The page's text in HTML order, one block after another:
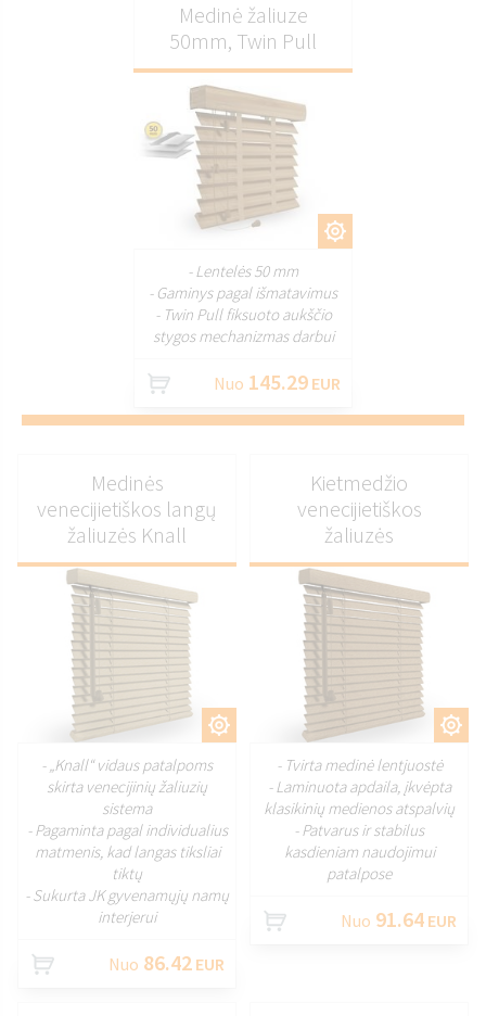
PRITAIKYTI
Medinė žaliuze
50mm, Twin Pull
- Lentelės 50 mm
- Gaminys pagal išmatavimus
- Twin Pull fiksuoto aukščio
stygos mechanizmas darbui
Nuo 145.29 EUR
PRITAIKYTI
Medinės
venecijietiškos langų
žaliuzės Knall
- „Knall“ vidaus patalpoms
skirta venecijinių žaliuzių
sistema
- Pagaminta pagal individualius
matmenis, kad langas tiksliai
tiktų
- Sukurta JK gyvenamųjų namų
interjerui
Nuo 86.42 EUR
PRITAIKYTI
Kietmedžio
venecijietiškos
žaliuzės
- Tvirta medinė lentjuostė
- Laminuota apdaila, įkvėpta
klasikinių medienos atspalvių
- Patvarus ir stabilus
kasdieniam naudojimui
patalpose
Nuo 91.64 EUR